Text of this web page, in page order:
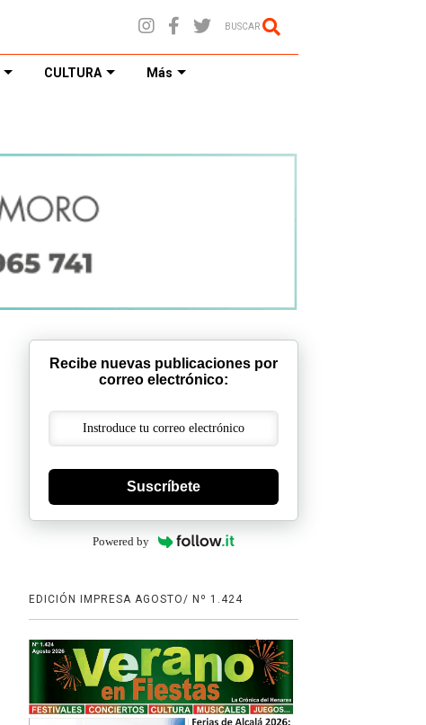
BUSCAR
CULTURA Más
Recibe nuevas publicaciones por
correo electrónico:
Suscríbete
Powered by
EDICIÓN IMPRESA AGOSTO/ Nº 1.424